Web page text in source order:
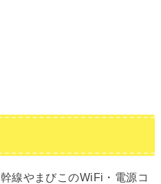
線やまびこのWiFi・電源コ